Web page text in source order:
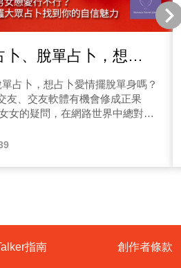
、脫單占卜，想占
？【塔羅師迷你】
占卜，想占卜愛情擺脫單身嗎？
女的疑問，在網路世界中總對著
是自己的魅力能否打動對方，你
何你有沒有發現，總是沒有聊幾
呢？想要脫單嗎？歡迎收聽本系
指南 創作者條款